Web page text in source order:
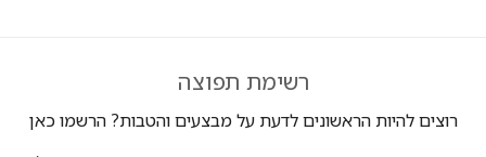
רשימת תפוצה
להיות הראשונים לדעת על מבצעים והטבות? הרשמו כאן